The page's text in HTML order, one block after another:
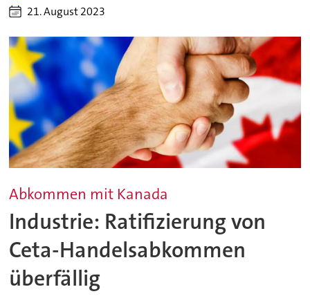
21. August 2023
Abkommen mit Kanada
Industrie: Ratifizierung von
Ceta-Handelsabkommen
überfällig